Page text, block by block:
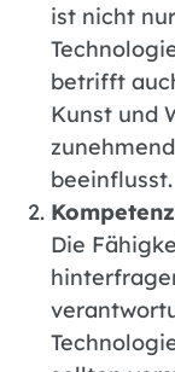
ist nicht
betrifft
Kunst und
beeinflusst.
Die